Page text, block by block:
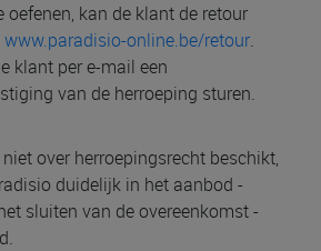
oefenen, kan de klant de retour
www.paradisio-online.be/retour.
klant per e-mail een
van de herroeping sturen.
over herroepingsrecht beschikt,
duidelijk in het aanbod -
sluiten van de overeenkomst -